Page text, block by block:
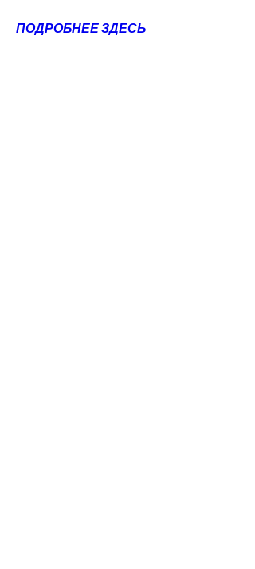
ПОДРОБНЕЕ ЗДЕСЬ